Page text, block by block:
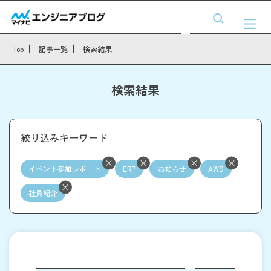
Top 記事一覧 検索結果
検索結果
絞り込みキーワード
イベント参加レポート ERP お知らせ AWS
社員紹介